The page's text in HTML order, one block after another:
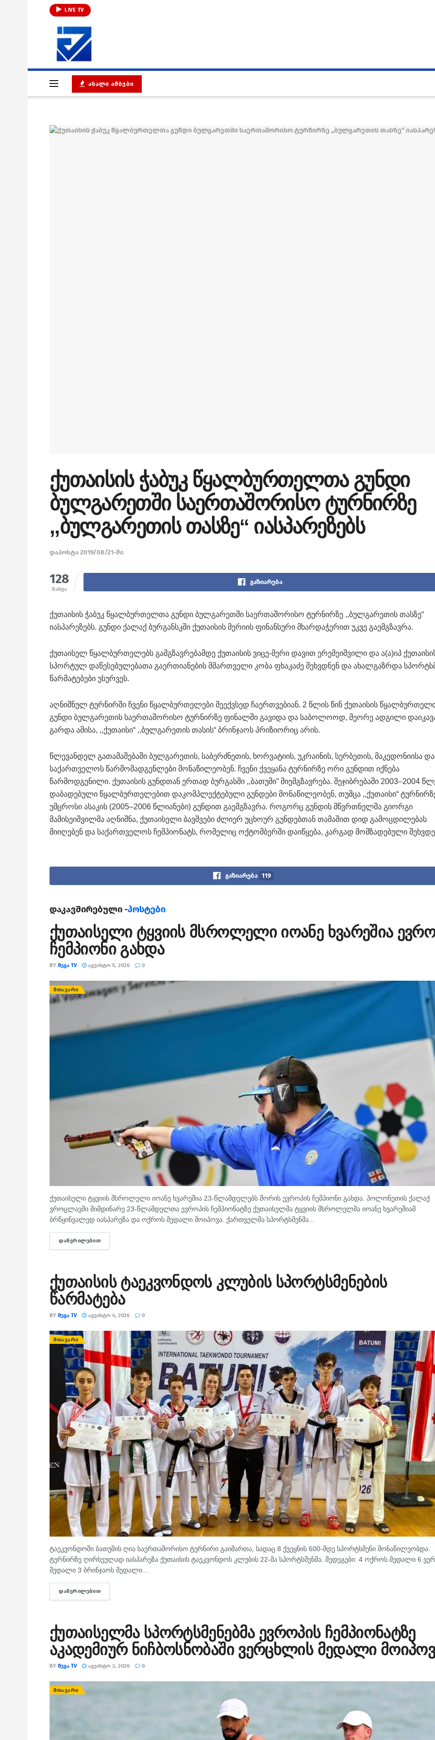
LIVE TV
ᲐᲮᲐᲚᲘ ᲐᲛᲑᲔᲑᲘ
ქუთაისის ჭაბუკ წყალბურთელთა გუნდი
ბულგარეთში საერთაშორისო ტურნირზე
,,ბულგარეთის თასზე“ იასპარეზებს
დაპოსტა 2019/08/21-ში
128
ნახვა
გაზიარება
ქუთაისის ჭაბუკ წყალბურთელთა გუნდი ბულგარეთში საერთაშორისო ტურნირზე ,,ბულგარეთის თასზე“
იასპარეზებს. გუნდი ქალაქ ბურგანსკში ქუთაისის მერიის ფინანსური მხარდაჭერით უკვე გაემგზავრა.
ქუთაისელ წყალბურთელებს გამგზავრებამდე ქუთაისის ვიცე-მერი დავით ერემეიშვილი და ა(ა)იპ
სპორტულ დაწესებულებათა გაერთიანების მმართველი კობა ფხაკაძე შეხვდნენ და ახალგაზრდა
წარმატებები უსურვეს.
აღნიშნულ ტურნირში ჩვენი წყალბურთელები მეექვსედ ჩაერთვებიან. 2 წლის წინ ქუთაისის წყალ
გუნდი ბულგარეთის საერთაშორისო ტურნირზე ფინალში გავიდა და საბოლოოდ, მეორე ადგილი
გარდა ამისა, ,,ქუთაისი“ ,,ბულგარეთის თასის“ ბრინჯაოს პრიზიორიც არის.
წლევანდელ გათამაშებაში ბულგარეთის, საბერძნეთის, ხორვატიის, უკრაინის, სერბეთის, მაკედონიისა და
საქართველოს წარმომადგენლები მონაწილეობენ. ჩვენი ქვეყანა ტურნირზე ორი გუნდით იქნება
წარმოდგენილი. ქუთაისის გუნდთან ერთად ბურგასში ,,ბათუმი” მიემგზავრება. შეჯიბრებაში 2003–2004
დაბადებული წყალბურთელებით დაკომპლექტებული გუნდები მონაწილეობენ, თუმცა ,,ქუთაისი“
უმცროსი ასაკის (2005–2006 წლიანები) გუნდით გაემგზავრა. როგორც გუნდის მწვრთნელმა გიორგი
მამისეიშვილმა აღნიშნა, ქუთაისელი ბავშვები ძლიერ უცხოურ გუნდებთან თამაშით დიდ გამოცდილებას
მიიღებენ და საქართველოს ჩემპიონატს, რომელიც ოქტომბერში დაიწყება, კარგად მომზადებული
გაზიარება 119
დაკავშირებული -პოსტები
ქუთაისელი ტყვიის მსროლელი იოანე ხვარეშია
ჩემპიონი გახდა
BY ᲛᲔᲒᲐ TV ᲐᲒᲕᲘᲡᲢᲝ 5, 2026 0
ᲛᲗᲐᲕᲐᲠᲘ
ქუთაისელი ტყვიის მსროლელი იოანე ხვარეშია 23-წლამდელებს შორის ევროპის ჩემპიონი გახდა. პოლონეთის ქალაქ
ვროცლავში მიმდინარე 23-წლამდელთა ევროპის ჩემპიონატზე ქუთაისელმა ტყვიის მსროლელმა იოანე ხვარეშიამ
ბრწყინვალედ იასპარეზა და ოქროს მედალი მოიპოვა. ქართველმა სპორტსმენმა...
ᲓᲐᲬᲕᲠᲘᲚᲔᲑᲘᲗ
ქუთაისის ტაეკვონდოს კლუბის სპორტსმენების
წარმატება
BY ᲛᲔᲒᲐ TV ᲐᲒᲕᲘᲡᲢᲝ 4, 2026 0
ᲛᲗᲐᲕᲐᲠᲘ
ტაეკვონდოში ბათუმის ღია საერთაშორისო ტურნირი გაიმართა, სადაც 8 ქვეყნის 600-მდე სპორტსმენი მონაწილეობდა.
ტურნირზე ღირსეულად იასპარეზა ქუთაისის ტაეკვონდოს კლუბის 22-მა სპორტსმენმა. შედეგები: 4 ოქროს მედალი 6
მედალი 3 ბრინჯაოს მედალი...
ᲓᲐᲬᲕᲠᲘᲚᲔᲑᲘᲗ
ქუთაისელმა სპორტსმენებმა ევროპის ჩემპიონატზე
აკადემიურ ნიჩბოსნობაში ვერცხლის მედალი
BY ᲛᲔᲒᲐ TV ᲐᲒᲕᲘᲡᲢᲝ 3, 2026 0
ᲛᲗᲐᲕᲐᲠᲘ